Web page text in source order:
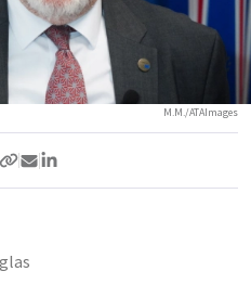
M.M./ATAImages